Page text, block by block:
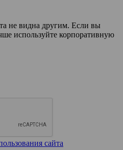
другим. Если вы
используйте корпоративную
сайта